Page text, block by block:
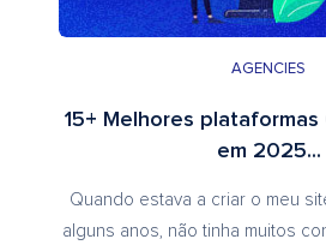
AGENCIES
15+ Melhores plataformas
em 2025...
Quando estava a criar o meu
alguns anos, não tinha muitos